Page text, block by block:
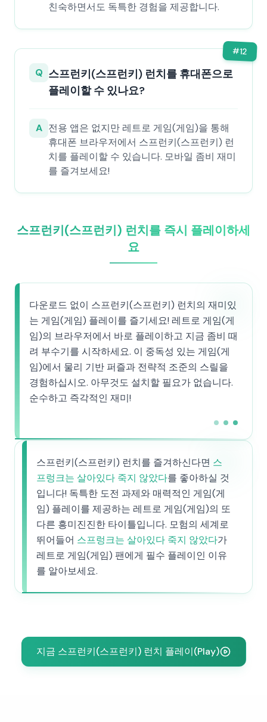
친숙하면서도 독특한 경험을 제공합니다.
#12
Q 스프런키(스프런키) 런치를 휴대폰으로
플레이할 수 있나요?
A 전용 앱은 없지만 레트로 게임(게임)을 통해
휴대폰 브라우저에서 스프런키(스프런키) 런
치를 플레이할 수 있습니다. 모바일 좀비 재미
를 즐겨보세요!
스프런키(스프런키) 런치를 즉시 플레이하세
요
다운로드 없이 스프런키(스프런키) 런치의 재미있
는 게임(게임) 플레이를 즐기세요! 레트로 게임(게
임)의 브라우저에서 바로 플레이하고 지금 좀비 때
려 부수기를 시작하세요. 이 중독성 있는 게임(게
임)에서 물리 기반 퍼즐과 전략적 조준의 스릴을
경험하십시오. 아무것도 설치할 필요가 없습니다.
순수하고 즉각적인 재미!
스프런키(스프런키) 런치를 즐겨하신다면 스
프렁크는 살아있다 죽지 않았다를 좋아하실 것
입니다! 독특한 도전 과제와 매력적인 게임(게
임) 플레이를 제공하는 레트로 게임(게임)의 또
다른 흥미진진한 타이틀입니다. 모험의 세계로
뛰어들어 스프렁크는 살아있다 죽지 않았다가
레트로 게임(게임) 팬에게 필수 플레이인 이유
를 알아보세요.
지금 스프런키(스프런키) 런치 플레이(Play)